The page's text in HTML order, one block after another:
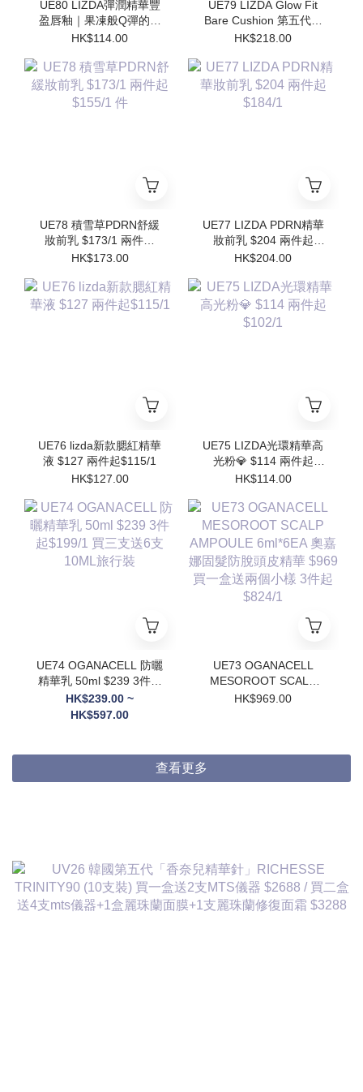
UE80 LIZDA彈潤精華豐
盈唇釉｜果凍般Q彈的護
唇魔法✨$114/1 兩件起
HK$114.00
UE79 LIZDA Glow Fit
Bare Cushion 第五代閃
亮氣墊 $218 兩件起
Refill)
HK$218.00
UE78 積雪草PDRN舒緩
妝前乳 $173/1 兩件起
$155/1 件
HK$173.00
UE77 LIZDA PDRN精華
妝前乳 $204 兩件起
$184/1
HK$204.00
UE76 lizda新款腮紅精華
液 $127 兩件起$115/1
HK$127.00
UE75 LIZDA光環精華高
光粉💎 $114 兩件起
$102/1
HK$114.00
UE74 OGANACELL 防曬
精華乳 50ml $239 3件起
$199/1 買三支送6支
10ML旅行裝
HK$239.00 ~
HK$597.00
UE73 OGANACELL
MESOROOT SCALP
AMPOULE 6ml*6EA 奧
HK$969.00
查看更多